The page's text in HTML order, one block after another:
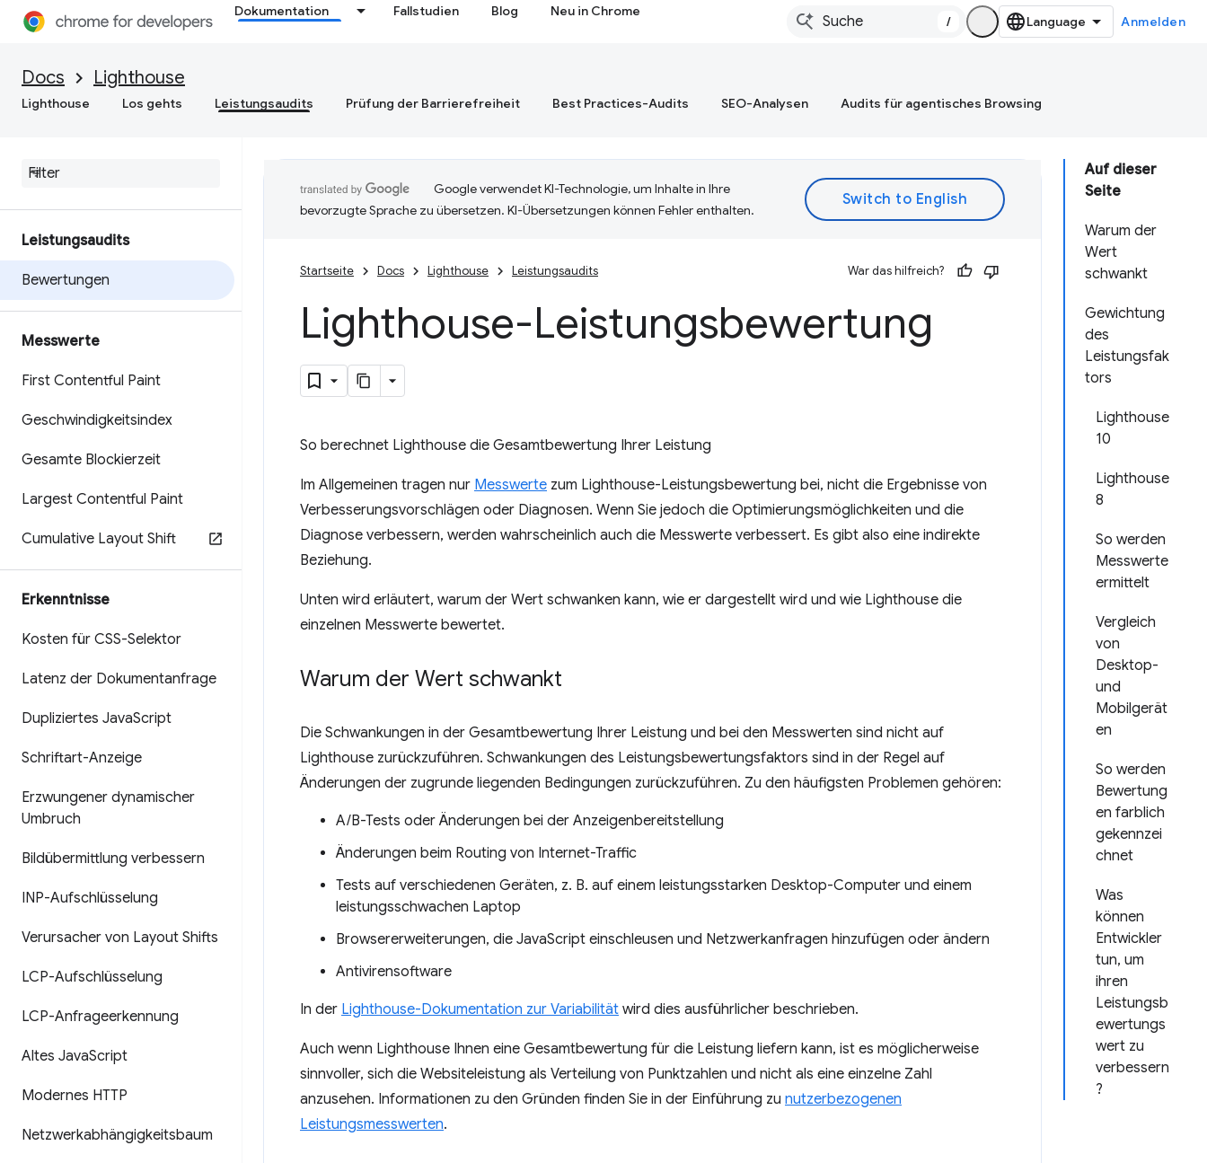
Dokumentation Fallstudien Blog Neu in Chrome
/ Anmelden
Docs Lighthouse
Lighthouse Los gehts Leistungsaudits Prüfung der Barrierefreiheit Best Practices-Audits SEO-Analysen Audits für agentisches Browsing
Leistungsaudits
Bewertungen
Messwerte
First Contentful Paint
Geschwindigkeitsindex
Gesamte Blockierzeit
Largest Contentful Paint
Cumulative Layout Shift
Erkenntnisse
Kosten für CSS-Selektor
Latenz der Dokumentanfrage
Dupliziertes JavaScript
Schriftart-Anzeige
Erzwungener dynamischer
Umbruch
Bildübermittlung verbessern
INP-Aufschlüsselung
Verursacher von Layout Shifts
LCP-Aufschlüsselung
LCP-Anfrageerkennung
Altes JavaScript
Modernes HTTP
Netzwerkabhängigkeitsbaum
Auf dieser
Seite
Warum der
Wert
schwankt
Gewichtung
des
Leistungsfak
tors
Lighthouse
10
Lighthouse
8
So werden
Messwerte
ermittelt
Vergleich
von
Desktop-
und
Mobilgerät
en
So werden
Bewertung
en farblich
gekennzei
chnet
Was
können
Entwickler
tun, um
ihren
Leistungsb
ewertungs
wert zu
verbessern
?
Google verwendet KI-Technologie, um Inhalte in Ihre
bevorzugte Sprache zu übersetzen. KI-Übersetzungen können Fehler enthalten.
Startseite Docs Lighthouse Leistungsaudits War das hilfreich?
Lighthouse-Leistungsbewertung
So berechnet Lighthouse die Gesamtbewertung Ihrer Leistung
Im Allgemeinen tragen nur Messwerte zum Lighthouse-Leistungsbewertung bei, nicht die Ergebnisse von
Verbesserungsvorschlägen oder Diagnosen. Wenn Sie jedoch die Optimierungsmöglichkeiten und die
Diagnose verbessern, werden wahrscheinlich auch die Messwerte verbessert. Es gibt also eine indirekte
Beziehung.
Unten wird erläutert, warum der Wert schwanken kann, wie er dargestellt wird und wie Lighthouse die
einzelnen Messwerte bewertet.
Warum der Wert schwankt
Die Schwankungen in der Gesamtbewertung Ihrer Leistung und bei den Messwerten sind nicht auf
Lighthouse zurückzuführen. Schwankungen des Leistungsbewertungsfaktors sind in der Regel auf
Änderungen der zugrunde liegenden Bedingungen zurückzuführen. Zu den häufigsten Problemen gehören:
A/B-Tests oder Änderungen bei der Anzeigenbereitstellung
Änderungen beim Routing von Internet-Traffic
Tests auf verschiedenen Geräten, z. B. auf einem leistungsstarken Desktop-Computer und einem
leistungsschwachen Laptop
Browsererweiterungen, die JavaScript einschleusen und Netzwerkanfragen hinzufügen oder ändern
Antivirensoftware
In der Lighthouse-Dokumentation zur Variabilität wird dies ausführlicher beschrieben.
Auch wenn Lighthouse Ihnen eine Gesamtbewertung für die Leistung liefern kann, ist es möglicherweise
sinnvoller, sich die Websiteleistung als Verteilung von Punktzahlen und nicht als eine einzelne Zahl
anzusehen. Informationen zu den Gründen finden Sie in der Einführung zu nutzerbezogenen
Leistungsmesswerten.